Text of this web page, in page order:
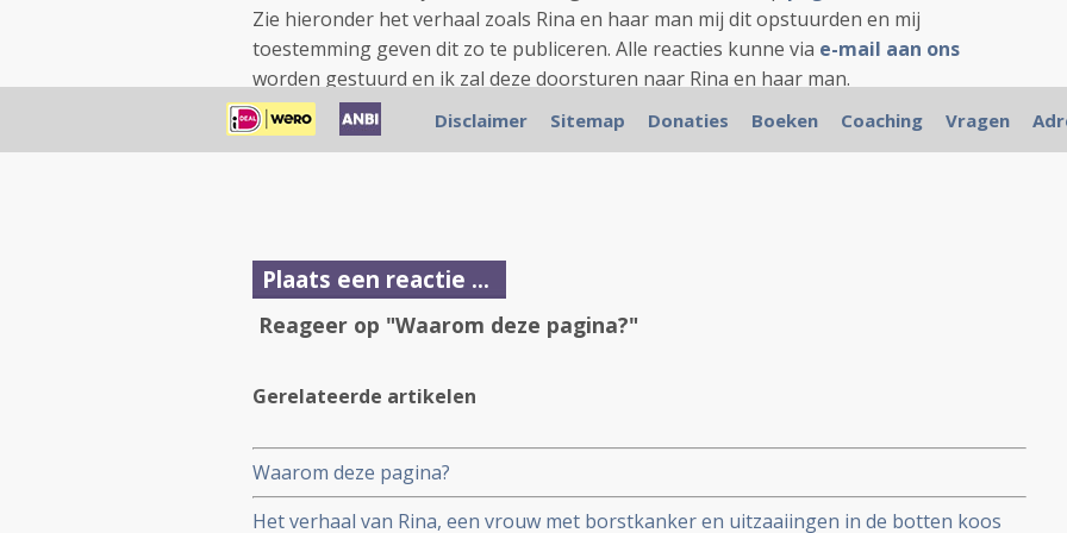
Zie hieronder het verhaal zoals Rina en haar man mij dit opstuurden en mij
toestemming geven dit zo te publiceren. Alle reacties kunne via e-mail aan ons
worden gestuurd en ik zal deze doorsturen naar Rina en haar man.
Plaats een reactie ...
Reageer op "Waarom deze pagina?"
Gerelateerde artikelen
Waarom deze pagina?
Het verhaal van Rina, een vrouw met borstkanker en uitzaaiingen in de botten koos
Disclaimer Sitemap Donaties Boeken Coaching Vragen